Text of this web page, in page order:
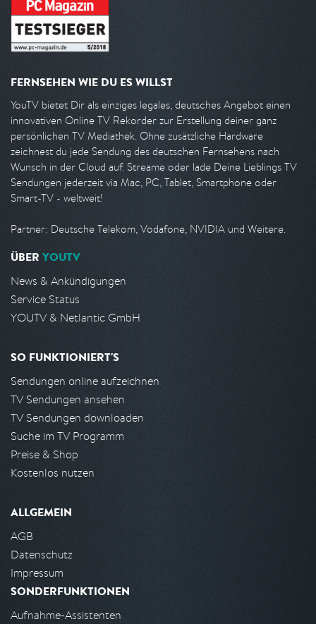
FERNSEHEN WIE DU ES WILLST
YouTV bietet Dir als einziges legales, deutsches Angebot einen
innovativen Online TV Rekorder zur Erstellung deiner ganz
persönlichen TV Mediathek. Ohne zusätzliche Hardware
zeichnest du jede Sendung des deutschen Fernsehens nach
Wunsch in der Cloud auf. Streame oder lade Deine Lieblings TV
Sendungen jederzeit via Mac, PC, Tablet, Smartphone oder
Smart-TV - weltweit!
Partner: Deutsche Telekom, Vodafone, NVIDIA und Weitere.
ÜBER YOUTV
News & Ankündigungen
Service Status
YOUTV & Netlantic GmbH
SO FUNKTIONIERT'S
Sendungen online aufzeichnen
TV Sendungen ansehen
TV Sendungen downloaden
Suche im TV Programm
Preise & Shop
Kostenlos nutzen
ALLGEMEIN
AGB
Datenschutz
Impressum
SONDERFUNKTIONEN
Aufnahme-Assistenten